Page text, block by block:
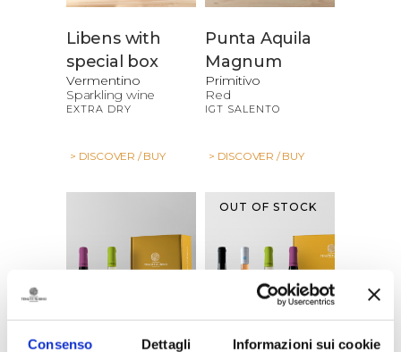
Consenso Dettagli Informazioni sui cookie
Libens with
special box
Vermentino
Sparkling wine
EXTRA DRY
> DISCOVER / BUY
Punta Aquila
Magnum
Primitivo
Red
IGT SALENTO
> DISCOVER / BUY
OUT OF STOCK